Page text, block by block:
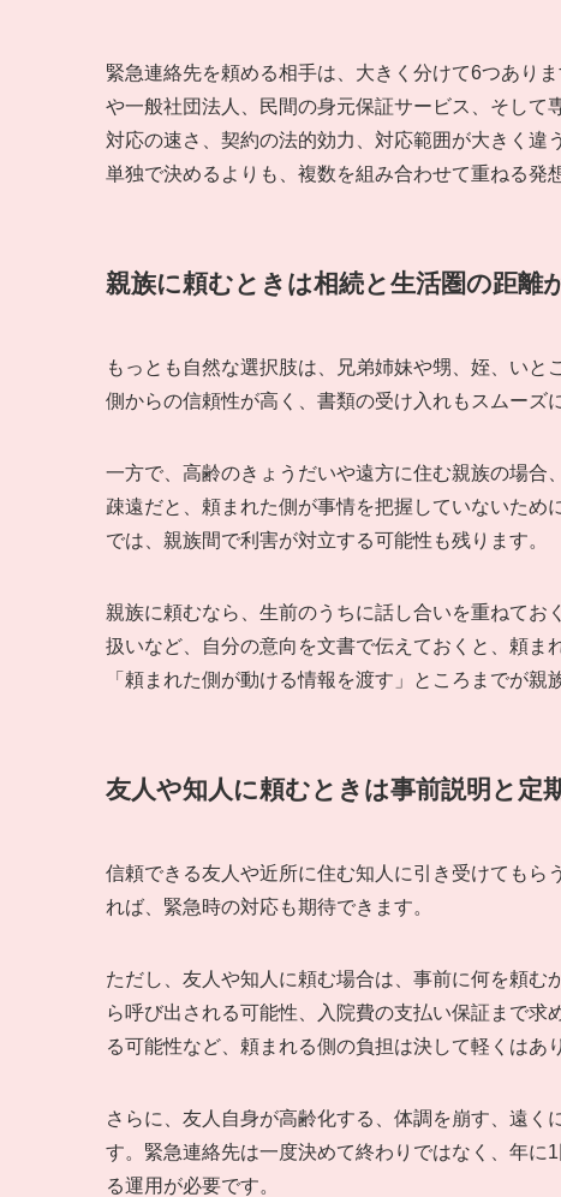
緊急連絡先を頼める相手は、大きく分けて6つあり
や一般社団法人、民間の身元保証サービス、そして
対応の速さ、契約の法的効力、対応範囲が大きく違
単独で決めるよりも、複数を組み合わせて重ねる発
親族に頼むときは相続と生活圏の距離
もっとも自然な選択肢は、兄弟姉妹や甥、姪、い
側からの信頼性が高く、書類の受け入れもスムーズ
一方で、高齢のきょうだいや遠方に住む親族の場
疎遠だと、頼まれた側が事情を把握していないた
では、親族間で利害が対立する可能性も残ります。
親族に頼むなら、生前のうちに話し合いを重ねて
扱いなど、自分の意向を文書で伝えておくと、頼ま
「頼まれた側が動ける情報を渡す」ところまでが親
友人や知人に頼むときは事前説明と定
信頼できる友人や近所に住む知人に引き受けても
れば、緊急時の対応も期待できます。
ただし、友人や知人に頼む場合は、事前に何を頼
ら呼び出される可能性、入院費の支払い保証まで
る可能性など、頼まれる側の負担は決して軽くはあ
さらに、友人自身が高齢化する、体調を崩す、遠く
す。緊急連絡先は一度決めて終わりではなく、年
る運用が必要です。